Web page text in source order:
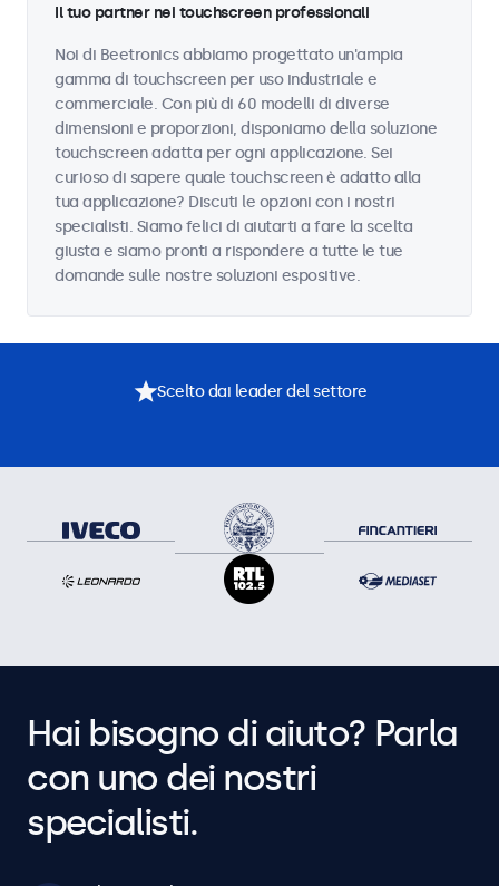
Il tuo partner nei touchscreen professionali
Noi di Beetronics abbiamo progettato un'ampia
gamma di touchscreen per uso industriale e
commerciale. Con più di 60 modelli di diverse
dimensioni e proporzioni, disponiamo della soluzione
touchscreen adatta per ogni applicazione. Sei
curioso di sapere quale touchscreen è adatto alla
tua applicazione? Discuti le opzioni con i nostri
specialisti. Siamo felici di aiutarti a fare la scelta
giusta e siamo pronti a rispondere a tutte le tue
domande sulle nostre soluzioni espositive.
Scelto dai leader del settore
Hai bisogno di aiuto? Parla
con uno dei nostri
specialisti.